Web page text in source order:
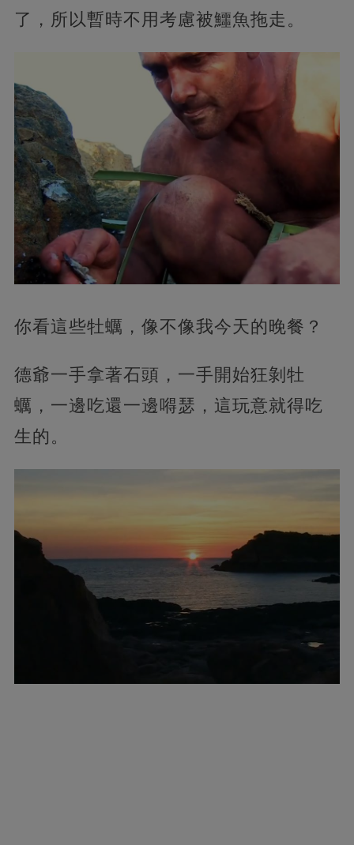
了，所以暫時不用考慮被鱷魚拖走。
你看這些牡蠣，像不像我今天的晚餐？
德爺一手拿著石頭，一手開始狂剝牡
蠣，一邊吃還一邊嘚瑟，這玩意就得吃
生的。